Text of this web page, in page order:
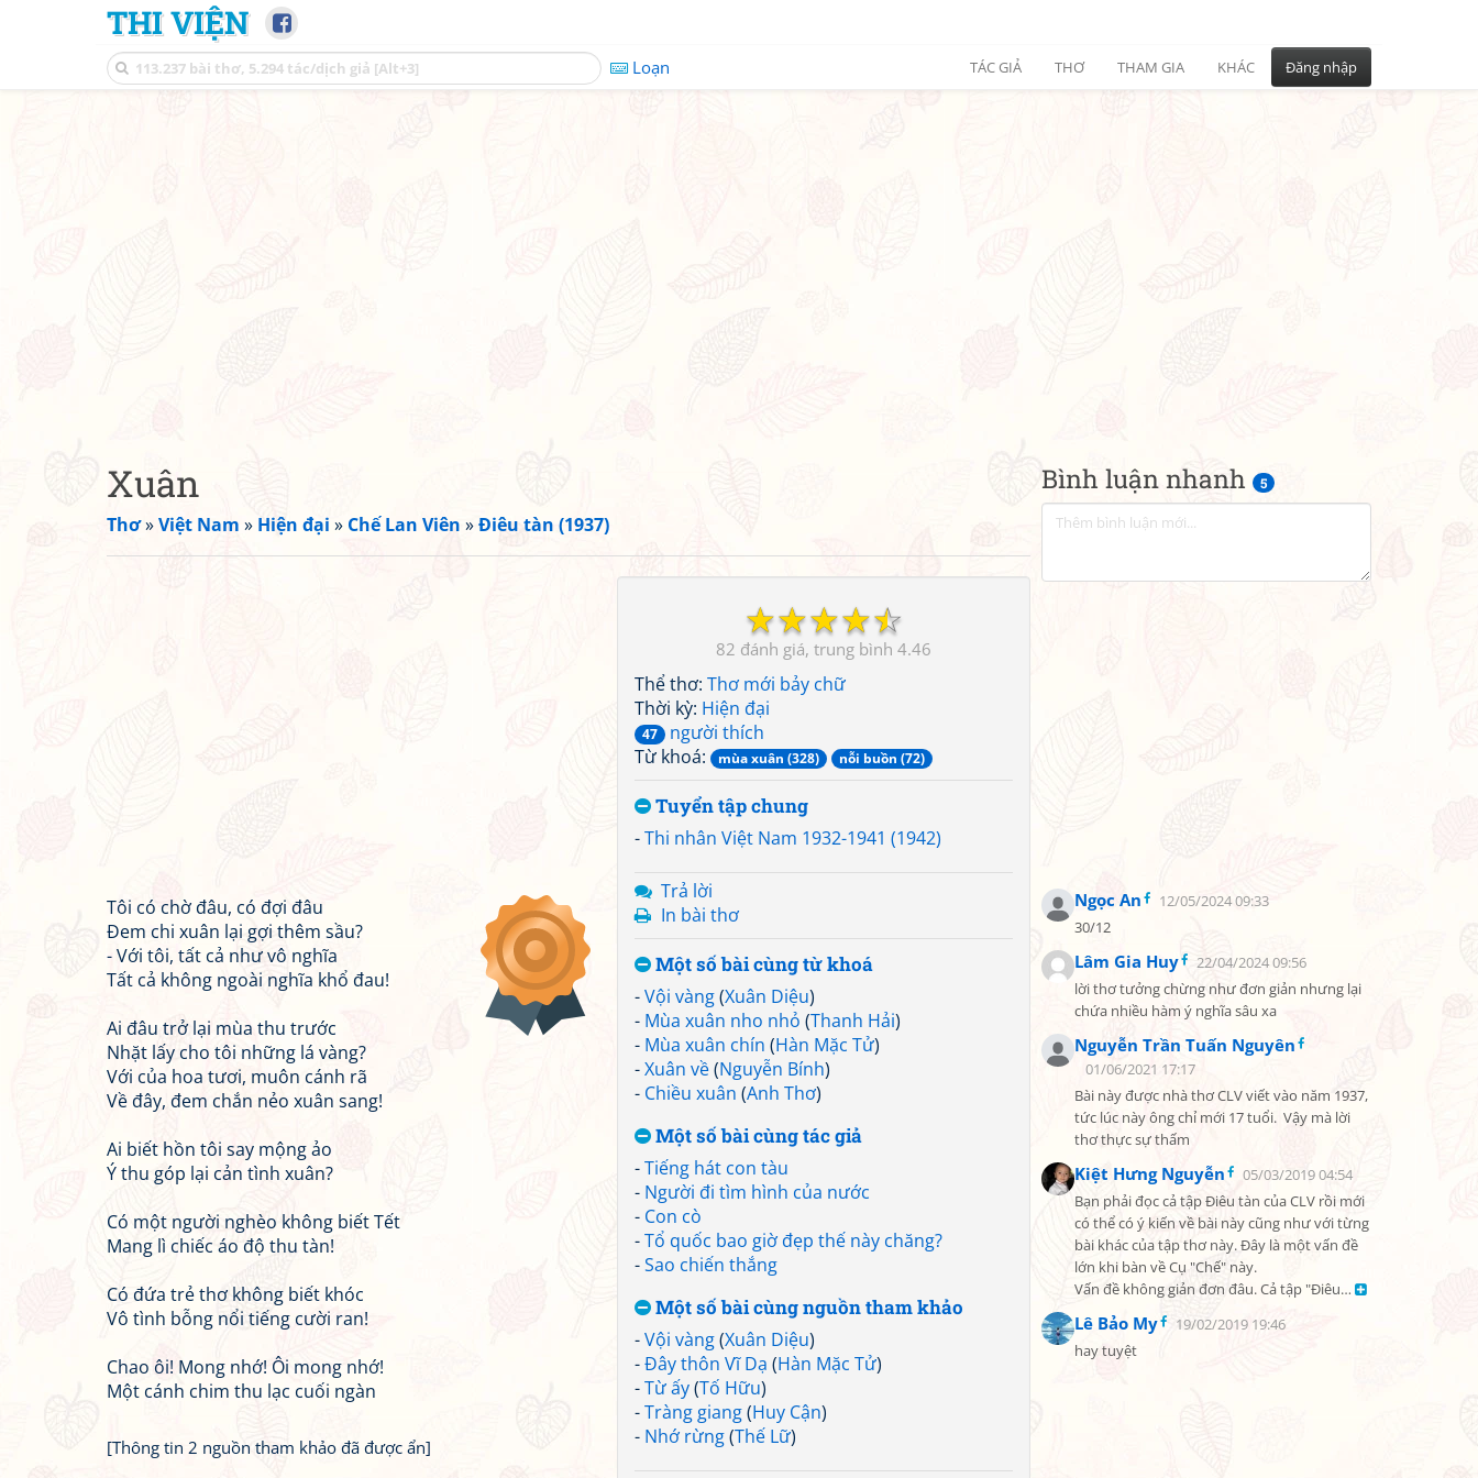
THI VIỆN
Loạn TÁC GIẢ THƠ THAM GIA KHÁC Đăng nhập
Bình luận nhanh 5
Ngọc An
12/05/2024 09:33
30/12
Lâm Gia Huy
22/04/2024 09:56
lời thơ tưởng chừng như đơn giản nhưng lại
chứa nhiều hàm ý nghĩa sâu xa
Nguyễn Trần Tuấn Nguyên
01/06/2021 17:17
Bài này được nhà thơ CLV viết vào năm 1937,
tức lúc này ông chỉ mới 17 tuổi.  Vậy mà lời
thơ thực sự thấm
Kiệt Hưng Nguyễn
05/03/2019 04:54
Bạn phải đọc cả tập Điêu tàn của CLV rồi mới
có thể có ý kiến về bài này cũng như với từng
bài khác của tập thơ này. Đây là một vấn đề
lớn khi bàn về Cụ "Chế" này.
Vấn đề không giản đơn đâu. Cả tập "Điêu…
Lê Bảo My
19/02/2019 19:46
hay tuyệt
Xuân
Thơ»Việt Nam » Hiện đại » Chế Lan Viên »Điêu tàn (1937)
☆
☆
☆
☆
☆
82 4.46
Thể thơ: Thơ mới bảy chữ
Thời kỳ: Hiện đại
47
người thích
Từ khoá:
mùa xuân (328) nỗi buồn (72)
Tuyển tập chung
-Thi nhân Việt Nam 1932-1941 (1942)
Trả lời
In bài thơ
Một số bài cùng từ khoá
-Vội vàng(Xuân Diệu)
- Mùa xuân nho nhỏ (Thanh Hải)
- Mùa xuân chín (Hàn Mặc Tử)
-Xuân về(Nguyễn Bính)
- Chiều xuân (Anh Thơ)
Một số bài cùng tác giả
-Tiếng hát con tàu
- Người đi tìm hình của nước
- Con cò
-Tổ quốc bao giờ đẹp thế này chăng?
-Sao chiến thắng
Một số bài cùng nguồn tham khảo
-Vội vàng(Xuân Diệu)
-Đây thôn Vĩ Dạ (Hàn Mặc Tử)
-Từ ấy(Tố Hữu)
-Tràng giang(Huy Cận)
- Nhớ rừng(Thế Lữ)
Tôi có chờ đâu, có đợi đâu
Đem chi xuân lại gợi thêm sầu?
- Với tôi, tất cả như vô nghĩa
Tất cả không ngoài nghĩa khổ đau!
Ai đâu trở lại mùa thu trước
Nhặt lấy cho tôi những lá vàng?
Với của hoa tươi, muôn cánh rã
Về đây, đem chắn nẻo xuân sang!
Ai biết hồn tôi say mộng ảo
Ý thu góp lại cản tình xuân?
Có một người nghèo không biết Tết
Mang lì chiếc áo độ thu tàn!
Có đứa trẻ thơ không biết khóc
Vô tình bỗng nổi tiếng cười ran!
Chao ôi! Mong nhớ! Ôi mong nhớ!
Một cánh chim thu lạc cuối ngàn
[Thông tin 2 nguồn tham khảo đã được ẩn]